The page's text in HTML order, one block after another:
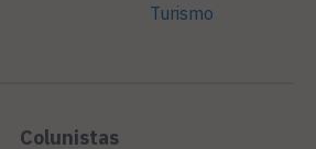
Turismo
Colunistas